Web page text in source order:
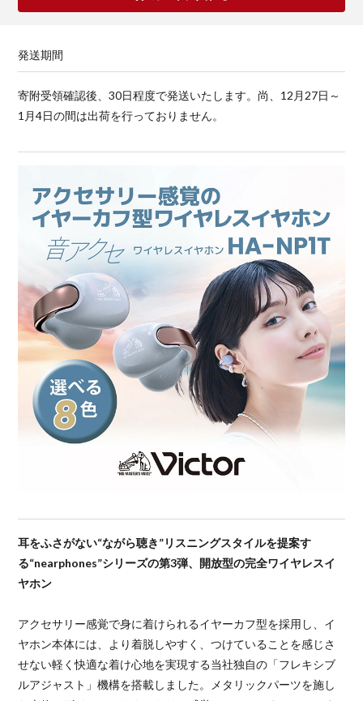
発送期間
寄附受領確認後、30日程度で発送いたします。尚、12月27日～
1月4日の間は出荷を行っておりません。
耳をふさがない“ながら聴き”リスニングスタイルを提案す
る“nearphones”シリーズの第3弾、開放型の完全ワイヤレスイ
ヤホン
アクセサリー感覚で身に着けられるイヤーカフ型を採用し、イ
ヤホン本体には、より着脱しやすく、つけていることを感じさ
せない軽く快適な着け心地を実現する当社独自の「フレキシブ
ルアジャスト」機構を搭載しました。メタリックパーツを施し